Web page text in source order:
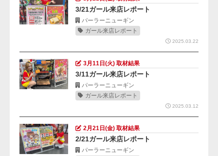
3/21ガール来店レポート
パーラーニューギン
ガール来店レポート
2025.03.22
3月11日(火) 取材結果
3/11ガール来店レポート
パーラーニューギン
ガール来店レポート
2025.03.12
2月21日(金) 取材結果
2/21ガール来店レポート
パーラーニューギン